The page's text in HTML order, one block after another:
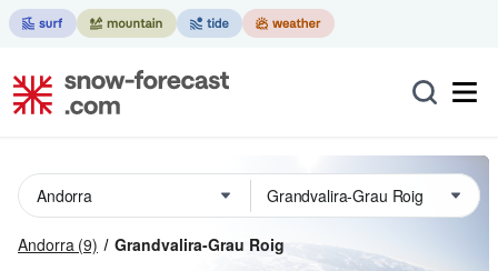
Andorra (9) Grandvalira-Grau Roig